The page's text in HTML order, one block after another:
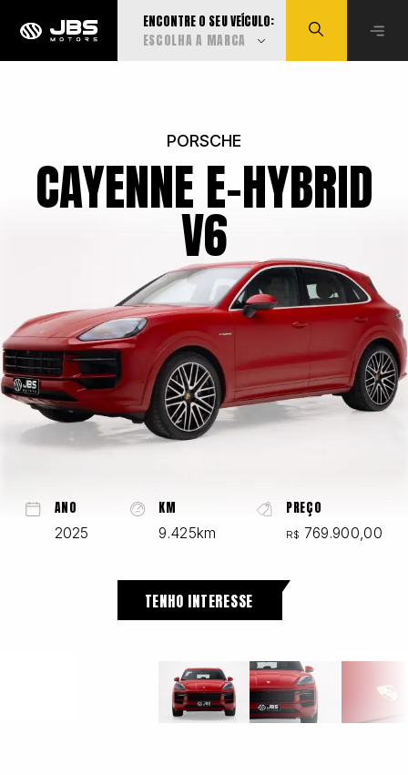
ENCONTRE O SEU VEÍCULO:
ESCOLHA A MARCA
Audi
Can-Am
Caoa Changan
Caoa Chery
Ford
PORSCHE
CAYENNE E-HYBRID
V6
ANO
2025
KM
9.425km
PREÇO
R$ 769.900,00
TENHO INTERESSE